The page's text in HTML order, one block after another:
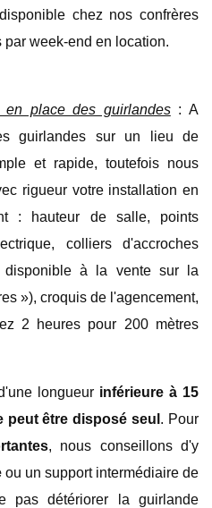
chez nos confrères
par week-end en location.
place des guirlandes: A
guirlandes sur un lieu de
et rapide, toutefois nous
rigueur votre installation en
: hauteur de salle, points
colliers d'accroches
disponible à la vente sur la
»), croquis de l'agencement,
2 heures pour 200 mètres
longueur inférieure à 15
peut être disposé seul . Pour
, nous conseillons d'y
ou un support intermédiaire de
pas détériorer la guirlande